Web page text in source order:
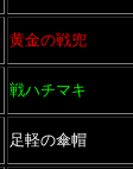
黄金の戦兜
戦ハチマキ
足軽の傘帽